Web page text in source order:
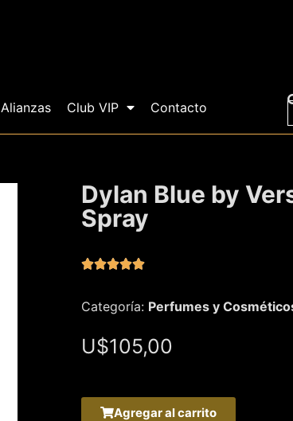
Alianzas Club VIP Contacto
Dylan Blue by
Spray

Categoría: Perfumes y
U$105,00
Agregar al carrito